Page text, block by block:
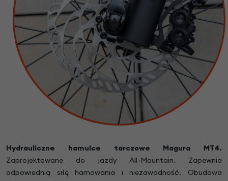
Hydrauliczne hamulce tarczowe Magura MT4.
Zaprojektowane do jazdy All-Mountain. Zapewnia
odpowiednią siłę hamowania i niezawodność. Obudowa